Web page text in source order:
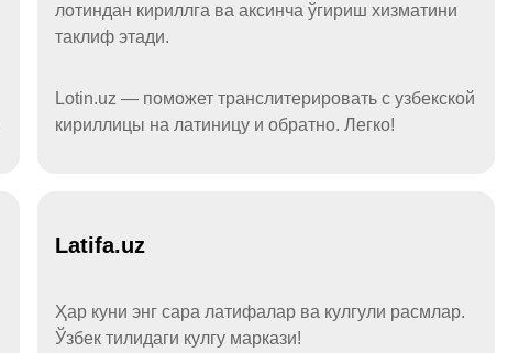
лотиндан кириллга ва аксинча ўгириш хизматини
таклиф этади.
Lotin.uz — поможет транслитерировать с узбекской
кириллицы на латиницу и обратно. Легко!
Latifa.uz
Ҳар куни энг сара латифалар ва кулгули расмлар.
Ўзбек тилидаги кулгу маркази!